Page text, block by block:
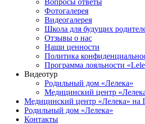
Вопросы ответы
Фотогалерея
Видеогалерея
Школа для будущих
Отзывы о нас
Наши ценности
Политика
Программа лояльности
Видеотур
Родильный дом «Лелека»
Медицинский центр
Медицинский центр «Лелека» на
Родильный дом «Лелека»
Контакты